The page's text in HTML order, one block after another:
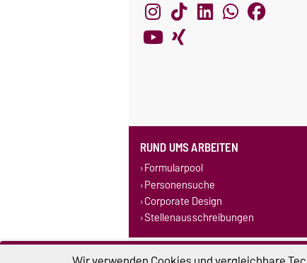
RUND UMS ARBEITEN
Formularpool
Personensuche
Corporate Design
Stellenausschreibungen